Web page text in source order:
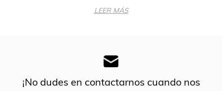
LEER MÁS
¡No dudes en contactarnos cuando nos